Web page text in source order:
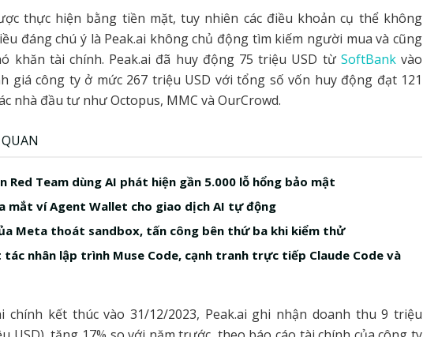
thực hiện bằng tiền mặt, tuy nhiên các điều khoản cụ thể không
đáng chú ý là Peak.ai không chủ động tìm kiếm người mua và cũng
khăn tài chính. Peak.ai đã huy động 75 triệu USD từ SoftBankvào
giá công ty ở mức 267 triệu USD với tổng số vốn huy động đạt 121
nhà đầu tư như Octopus, MMC và OurCrowd.
Red Team dùng AI phát hiện gần 5.000 lỗ hổng bảo mật
mắt ví Agent Wallet cho giao dịch AI tự động
Meta thoát sandbox, tấn công bên thứ ba khi kiểm thử
nhân lập trình Muse Code, cạnh tranh trực tiếp Claude Code và
chính kết thúc vào 31/12/2023, Peak.ai ghi nhận doanh thu 9 triệu